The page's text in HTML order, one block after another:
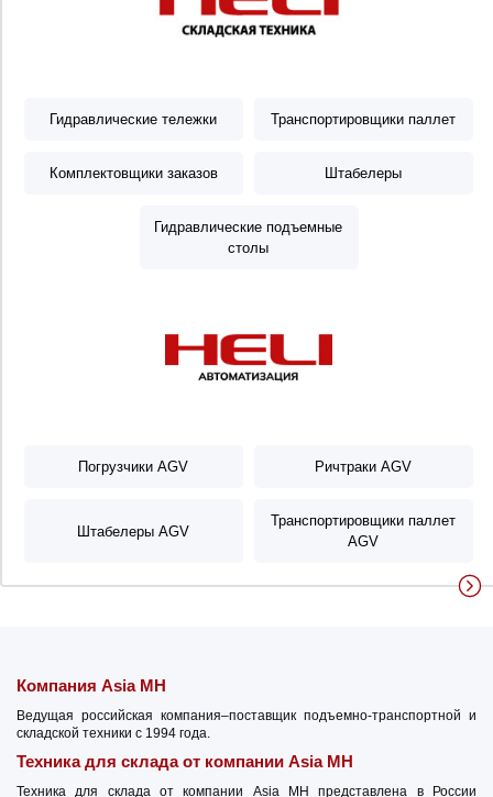
Гидравлические тележки Транспортировщики паллет
Комплектовщики заказов Штабелеры
Гидравлические подъемные
столы
Погрузчики AGV Ричтраки AGV
Штабелеры AGV
Транспортировщики паллет
AGV
Компания Asia MH
Ведущая российская компания–поставщик подъемно-транспортной и
складской техники с 1994 года.
Техника для склада от компании Asia MH
Техника для склада от компании Asia MH представлена в России